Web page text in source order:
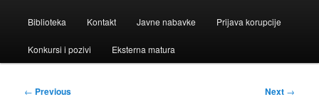
Biblioteka Kontakt Javne nabavke Prijava korupcije
Konkursi i pozivi Eksterna matura
Post
← Previous Next →